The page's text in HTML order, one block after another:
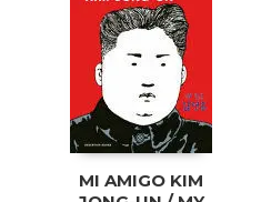
MI AMIGO KIM